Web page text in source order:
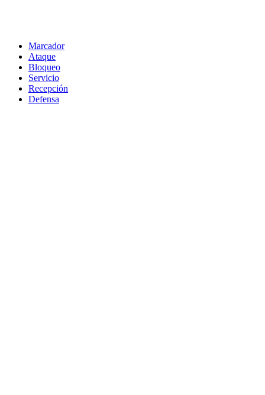
Marcador
Ataque
Bloqueo
Servicio
Recepción
Defensa